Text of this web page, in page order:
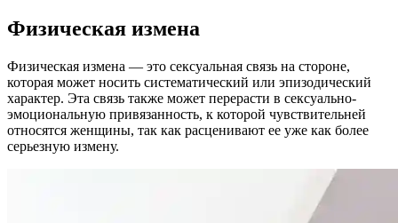
Физическая измена
Физическая измена — это сексуальная связь на стороне,
которая может носить систематический или эпизодический
характер. Эта связь также может перерасти в сексуально-
эмоциональную привязанность, к которой чувствительней
относятся женщины, так как расценивают ее уже как более
серьезную измену.